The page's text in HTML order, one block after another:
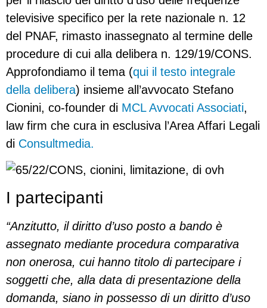
televisive specifico per la rete nazionale n. 12
del PNAF, rimasto inassegnato al termine delle
procedure di cui alla delibera n. 129/19/CONS.
Approfondiamo il tema (qui il testo integrale
della delibera) insieme all’avvocato Stefano
Cionini, co-founder di MCL Avvocati Associati,
law firm che cura in esclusiva l’Area Affari Legali
di Consultmedia.
I partecipanti
“Anzitutto, il diritto d’uso posto a bando è
assegnato mediante procedura comparativa
non onerosa, cui hanno titolo di partecipare i
soggetti che, alla data di presentazione della
domanda, siano in possesso di un diritto d’uso